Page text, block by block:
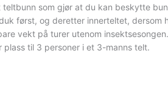
som gjør at du kan beskytte
først, og deretter innerteltet, dersom
vekt på turer utenom insektsesongen.
til 3 personer i et 3-manns telt.